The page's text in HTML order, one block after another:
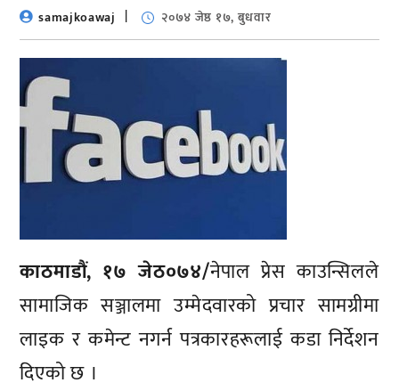
samajkoawaj
२०७४ जेष्ठ १७, बुधवार
काठमाडौं, १७ जेठ०७४/नेपाल प्रेस काउन्सिलले
सामाजिक सञ्जालमा उम्मेदवारको प्रचार सामग्रीमा
लाइक र कमेन्ट नगर्न पत्रकारहरूलाई कडा निर्देशन
दिएको छ ।